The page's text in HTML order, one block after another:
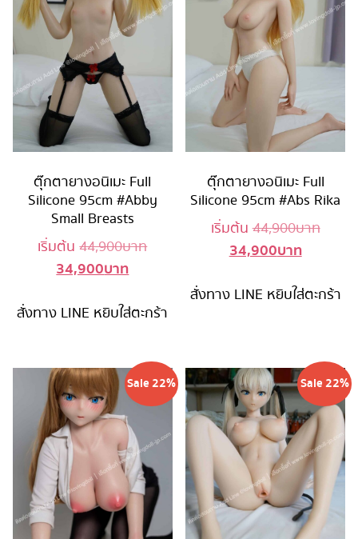
ตุ๊กตายางอนิเมะ Full
Silicone 95cm #Abby
Small Breasts
เริ่มต้น44,900บาทOriginal
44,900 บาท.
34,900บาทCurrent
is:
สั่งทาง LINE หยิบใส่ตะกร้า
ตุ๊กตายางอนิเมะ Full
Silicone 95cm #Abs Rika
เริ่มต้น44,900บาท
34,900บาทCurrent
is:
สั่งทาง LINE หยิบใส่ตะกร้า
Sale 22% Sale 22%